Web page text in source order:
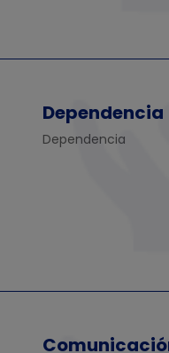
Dependencia
Dependencia